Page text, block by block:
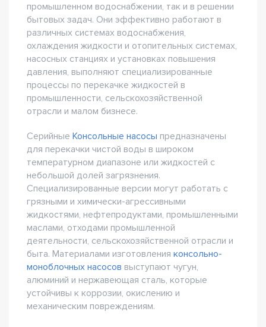
промышленном водоснабжении, так и в решении
бытовых задач. Они эффективно работают в
различных системах водоснабжения,
охлаждения жидкости и отопительных системах,
насосных станциях и установках повышения
давления, выполняют специализированные
процессы по перекачке жидкостей в
промышленности, сельскохозяйственной
отрасли и малом бизнесе.
Серийные Консольные насосы предназначены
для перекачки чистой воды в широком
температурном диапазоне или жидкостей с
небольшой долей загрязнения.
Специализированные версии могут работать с
грязными и химически-агрессивными
жидкостями, нефтепродуктами, промышленными
маслами, отходами промышленной
деятельности, сельскохозяйственной отрасли и
быта. Материалами изготовления консольно-
моноблочных насосов выступают чугун,
алюминий и нержавеющая сталь, которые
устойчивы к коррозии, окислению и
механическим повреждениям.